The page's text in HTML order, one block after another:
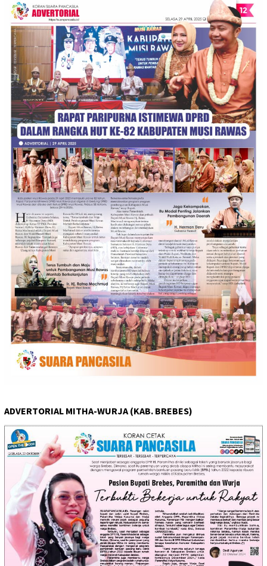
ADVERTORIAL MITHA-WURJA (KAB. BREBES)